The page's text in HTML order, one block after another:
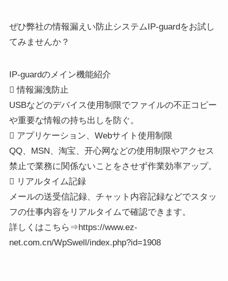
ぜひ弊社の情報漏えい防止システムIP-guardをお試し
てみませんか？
IP-guardのメイン機能紹介
 情報漏洩防止
USBなどのデバイス使用制限でファイルの不正コピー
や重要な情報の持ち出しを防ぐ。
 アプリケーション、Webサイト使用制限
QQ、MSN、淘宝、开心网などの使用制限やアクセス
禁止で業務に関係ないことをさせず作業効率アップ。
 リアルタイム記録
メールの送受信記録、チャット内容記録などでスタッ
フの仕事内容をリアルタイムで確認できます。
詳しくはこちら⇒https://www.ez-
net.com.cn/WpSwell/index.php?id=1908